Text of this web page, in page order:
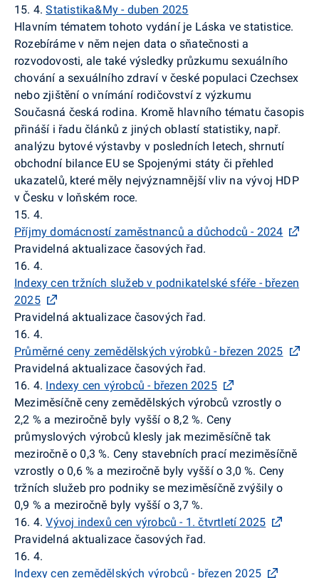
15. 4.Statistika&My - duben 2025
Hlavním tématem tohoto vydání je Láska ve statistice.
Rozebíráme v něm nejen data o sňatečnosti a
rozvodovosti, ale také výsledky průzkumu sexuálního
chování a sexuálního zdraví v české populaci Czechsex
nebo zjištění o vnímání rodičovství z výzkumu
Současná česká rodina. Kromě hlavního tématu časopis
přináší i řadu článků z jiných oblastí statistiky, např.
analýzu bytové výstavby v posledních letech, shrnutí
obchodní bilance EU se Spojenými státy či přehled
ukazatelů, které měly nejvýznamnější vliv na vývoj HDP
v Česku v loňském roce.
15. 4.
Příjmy domácností zaměstnanců a důchodců - 2024
Pravidelná aktualizace časových řad.
16. 4.
Indexy cen tržních služeb v podnikatelské sféře - březen
2025
Pravidelná aktualizace časových řad.
16. 4.
Průměrné ceny zemědělských výrobků - březen 2025
Pravidelná aktualizace časových řad.
16. 4. Indexy cen výrobců - březen 2025
Meziměsíčně ceny zemědělských výrobců vzrostly o
2,2 % a meziročně byly vyšší o 8,2 %. Ceny
průmyslových výrobců klesly jak meziměsíčně tak
meziročně o 0,3 %. Ceny stavebních prací meziměsíčně
vzrostly o 0,6 % a meziročně byly vyšší o 3,0 %. Ceny
tržních služeb pro podniky se meziměsíčně zvýšily o
0,9 % a meziročně byly vyšší o 3,7 %.
16. 4.Vývoj indexů cen výrobců - 1. čtvrtletí 2025
Pravidelná aktualizace časových řad.
16. 4.
Indexy cen zemědělských výrobců - březen 2025